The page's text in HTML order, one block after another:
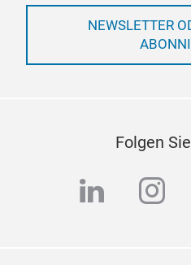
NEWSLETTER
Folgen
linkedin